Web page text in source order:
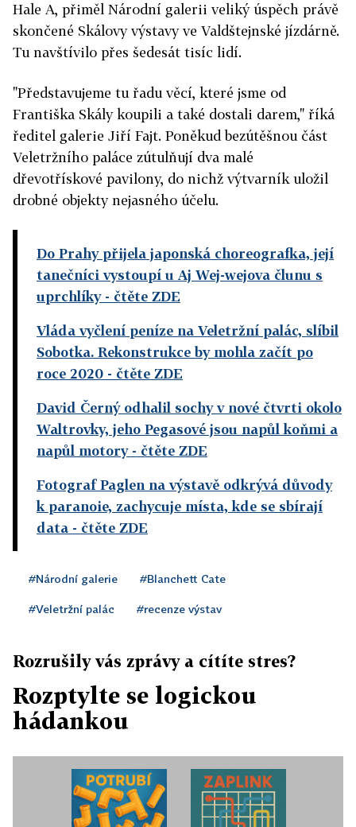
Hale A, přiměl Národní galerii veliký úspěch právě
skončené Skálovy výstavy ve Valdštejnské jízdárně.
Tu navštívilo přes šedesát tisíc lidí.
"Představujeme tu řadu věcí, které jsme od
Františka Skály koupili a také dostali darem," říká
ředitel galerie Jiří Fajt. Poněkud bezútěšnou část
Veletržního paláce zútulňují dva malé
dřevotřískové pavilony, do nichž výtvarník uložil
drobné objekty nejasného účelu.
Do Prahy přijela japonská choreografka, její
tanečníci vystoupí u Aj Wej-wejova člunu s
uprchlíky- čtěte ZDE
Vláda vyčlení peníze na Veletržní palác, slíbil
Sobotka. Rekonstrukce by mohla začít po
roce 2020 - čtěte ZDE
David Černý odhalil sochy v nové čtvrti okolo
Waltrovky, jeho Pegasové jsou napůl koňmi a
napůl motory- čtěte ZDE
Fotograf Paglen na výstavě odkrývá důvody
k paranoie, zachycuje místa, kde se sbírají
data - čtěte ZDE
#Národní galerie #Blanchett Cate
#Veletržní palác #recenze výstav
Rozrušily vás zprávy a cítíte stres?
Rozptylte se logickou
hádankou